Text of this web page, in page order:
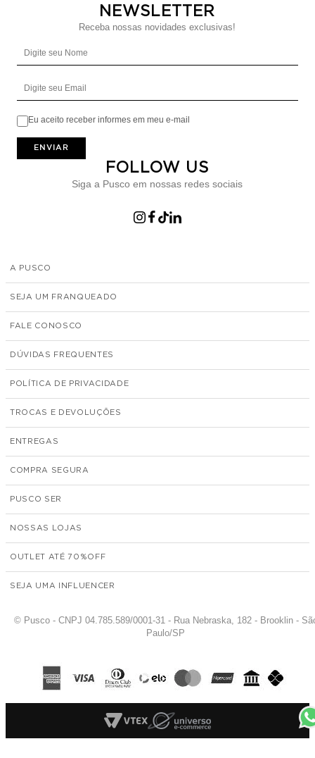
NEWSLETTER
Receba nossas novidades exclusivas!
Eu aceito receber informes em meu e-mail
ENVIAR
FOLLOW US
Siga a Pusco em nossas redes sociais
A PUSCO
SEJA UM FRANQUEADO
FALE CONOSCO
DÚVIDAS FREQUENTES
POLÍTICA DE PRIVACIDADE
TROCAS E DEVOLUÇÕES
ENTREGAS
COMPRA SEGURA
PUSCO SER
NOSSAS LOJAS
OUTLET ATÉ 70%
SEJA UMA INFLUENCER
© Pusco - CNPJ 04.785.589/0001-31 - Rua Nebraska, 182 - Brooklin -
Paulo/SP